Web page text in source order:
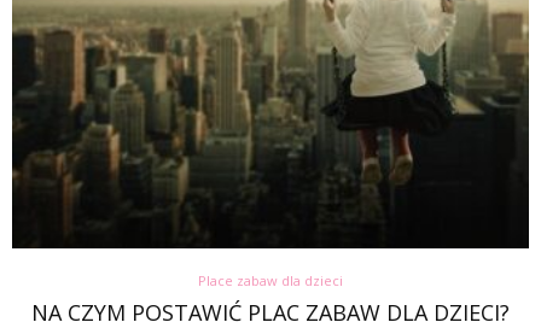
Place zabaw dla dzieci
NA CZYM POSTAWIĆ PLAC ZABAW DLA DZIECI?